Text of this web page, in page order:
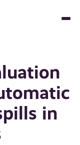
in